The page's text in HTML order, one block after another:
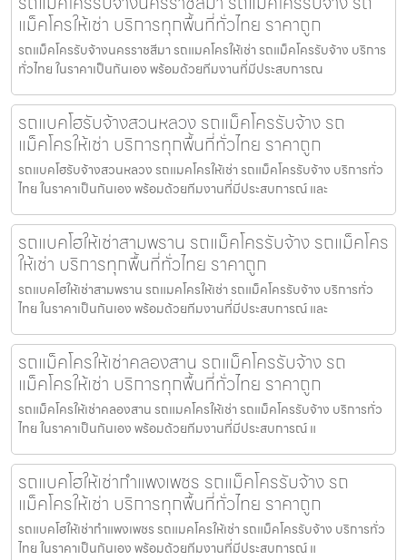
แม็คโครให้เช่า บริการทุกพื้นที่ทั่วไทย ราคาถูก
รถแม็คโครรับจ้างนครราชสีมา รถแมคโครให้เช่า รถแม็คโครรับจ้าง บริการ
ทั่วไทย ในราคาเป็นกันเอง พร้อมด้วยทีมงานที่มีประสบการณ
รถแบคโฮรับจ้างสวนหลวง รถแม็คโครรับจ้าง รถ
แม็คโครให้เช่า บริการทุกพื้นที่ทั่วไทย ราคาถูก
รถแบคโฮรับจ้างสวนหลวง รถแมคโครให้เช่า รถแม็คโครรับจ้าง บริการทั่ว
ไทย ในราคาเป็นกันเอง พร้อมด้วยทีมงานที่มีประสบการณ์ และ
รถแบคโฮให้เช่าสามพราน รถแม็คโครรับจ้าง รถแม็คโคร
ให้เช่า บริการทุกพื้นที่ทั่วไทย ราคาถูก
รถแบคโฮให้เช่าสามพราน รถแมคโครให้เช่า รถแม็คโครรับจ้าง บริการทั่ว
ไทย ในราคาเป็นกันเอง พร้อมด้วยทีมงานที่มีประสบการณ์ และ
รถแม็คโครให้เช่าคลองสาน รถแม็คโครรับจ้าง รถ
แม็คโครให้เช่า บริการทุกพื้นที่ทั่วไทย ราคาถูก
รถแม็คโครให้เช่าคลองสาน รถแมคโครให้เช่า รถแม็คโครรับจ้าง บริการทั่ว
ไทย ในราคาเป็นกันเอง พร้อมด้วยทีมงานที่มีประสบการณ์ แ
รถแบคโฮให้เช่ากำแพงเพชร รถแม็คโครรับจ้าง รถ
แม็คโครให้เช่า บริการทุกพื้นที่ทั่วไทย ราคาถูก
รถแบคโฮให้เช่ากำแพงเพชร รถแมคโครให้เช่า รถแม็คโครรับจ้าง บริการทั่ว
ไทย ในราคาเป็นกันเอง พร้อมด้วยทีมงานที่มีประสบการณ์ แ